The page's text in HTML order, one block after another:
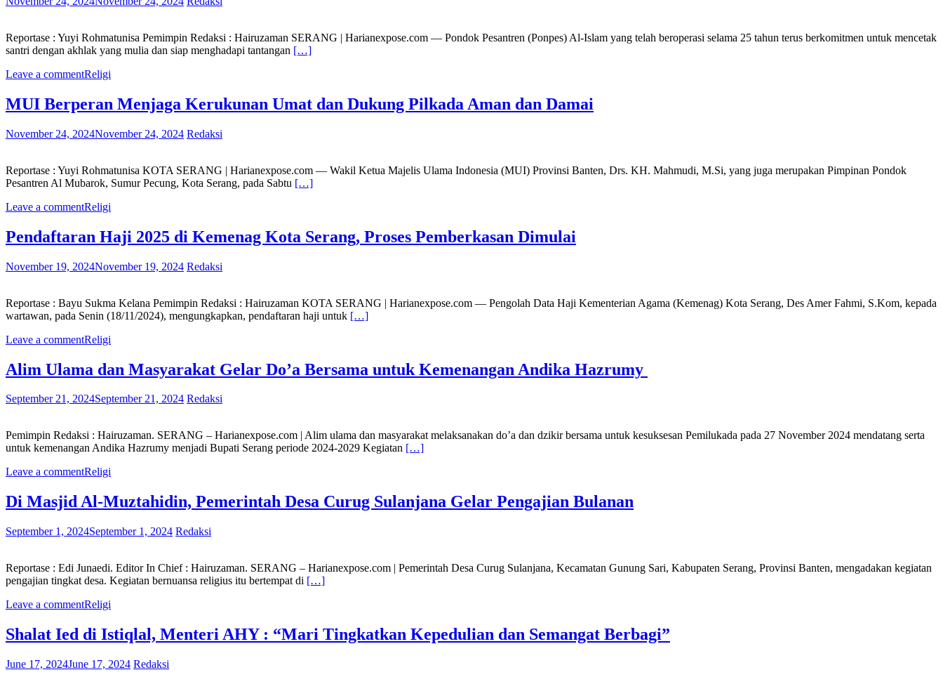
Reportase : Yuyi Rohmatunisa Pemimpin Redaksi : Hairuzaman SERANG | Harianexpose.com — Pondok Pesantren (Ponpes) Al-Islam yang telah beroperasi selama 25 tahun terus berkomitmen untuk mencetak
santri dengan akhlak yang mulia dan siap menghadapi tantangan […]
Leave a commentReligi
MUI Berperan Menjaga Kerukunan Umat dan Dukung Pilkada Aman dan Damai
November 24, 2024November 24, 2024 Redaksi
Reportase : Yuyi Rohmatunisa KOTA SERANG | Harianexpose.com — Wakil Ketua Majelis Ulama Indonesia (MUI) Provinsi Banten, Drs. KH. Mahmudi, M.Si, yang juga merupakan Pimpinan Pondok
Pesantren Al Mubarok, Sumur Pecung, Kota Serang, pada Sabtu […]
Leave a commentReligi
Pendaftaran Haji 2025 di Kemenag Kota Serang, Proses Pemberkasan Dimulai
November 19, 2024November 19, 2024 Redaksi
Reportase : Bayu Sukma Kelana Pemimpin Redaksi : Hairuzaman KOTA SERANG | Harianexpose.com — Pengolah Data Haji Kementerian Agama (Kemenag) Kota Serang, Des Amer Fahmi, S.Kom, kepada
wartawan, pada Senin (18/11/2024), mengungkapkan, pendaftaran haji untuk […]
Leave a commentReligi
Alim Ulama dan Masyarakat Gelar Do’a Bersama untuk Kemenangan Andika Hazrumy
September 21, 2024September 21, 2024 Redaksi
Pemimpin Redaksi : Hairuzaman. SERANG – Harianexpose.com | Alim ulama dan masyarakat melaksanakan do’a dan dzikir bersama untuk kesuksesan Pemilukada pada 27 November 2024 mendatang serta
untuk kemenangan Andika Hazrumy menjadi Bupati Serang periode 2024-2029 Kegiatan […]
Leave a commentReligi
Di Masjid Al-Muztahidin, Pemerintah Desa Curug Sulanjana Gelar Pengajian Bulanan
September 1, 2024September 1, 2024 Redaksi
Reportase : Edi Junaedi. Editor In Chief : Hairuzaman. SERANG – Harianexpose.com | Pemerintah Desa Curug Sulanjana, Kecamatan Gunung Sari, Kabupaten Serang, Provinsi Banten, mengadakan kegiatan
pengajian tingkat desa. Kegiatan bernuansa religius itu bertempat di […]
Leave a commentReligi
Shalat Ied di Istiqlal, Menteri AHY : “Mari Tingkatkan Kepedulian dan Semangat Berbagi”
June 17, 2024June 17, 2024 Redaksi